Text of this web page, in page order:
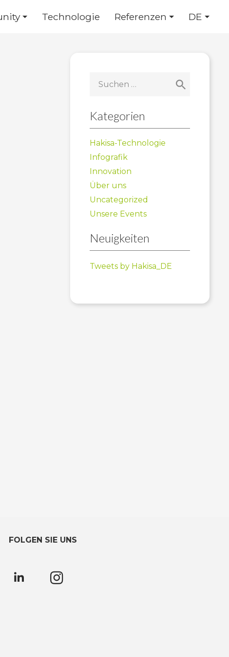
Technologie Referenzen DE
nach:
Kategorien
Hakisa-Technologie
Infografik
Innovation
Über uns
Uncategorized
Unsere Events
Neuigkeiten
Tweets by Hakisa_DE
FOLGEN SIE UNS